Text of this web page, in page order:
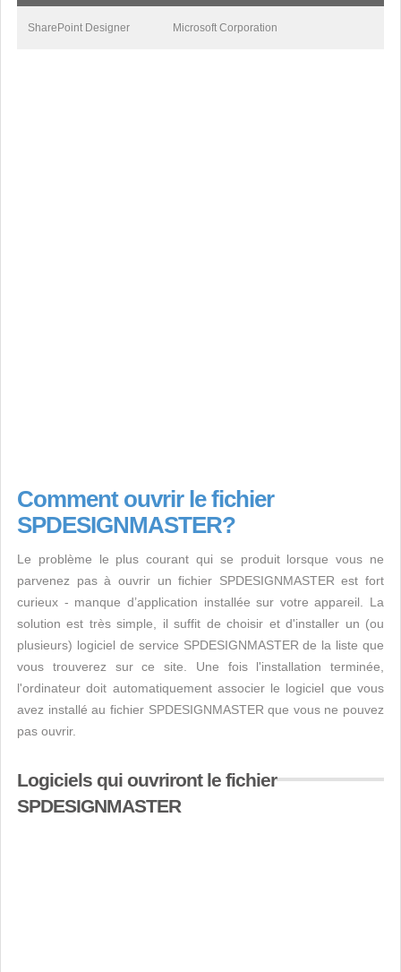
SharePoint Designer Microsoft Corporation
Comment ouvrir le fichier
SPDESIGNMASTER?
Le problème le plus courant qui se produit lorsque vous ne
parvenez pas à ouvrir un fichier SPDESIGNMASTER est fort
curieux - manque d’application installée sur votre appareil. La
solution est très simple, il suffit de choisir et d'installer un (ou
plusieurs) logiciel de service SPDESIGNMASTER de la liste que
vous trouverez sur ce site. Une fois l'installation terminée,
l'ordinateur doit automatiquement associer le logiciel que vous
avez installé au fichier SPDESIGNMASTER que vous ne pouvez
pas ouvrir.
Logiciels qui ouvriront le fichier
SPDESIGNMASTER